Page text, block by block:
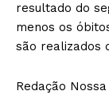
resultado do
menos os
são realizados
Redação